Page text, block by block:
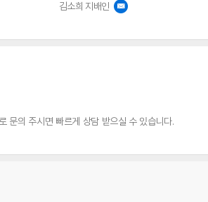
김소희 지배인
문의 주시면 빠르게 상담 받으실 수 있습니다.